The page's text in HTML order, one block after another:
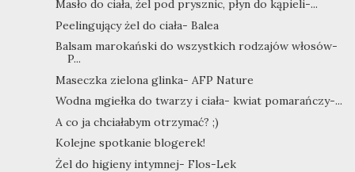
Masło do ciała, żel pod prysznic, płyn do kąpieli-...
Peelingujący żel do ciała- Balea
Balsam marokański do wszystkich rodzajów włosów-
P...
Maseczka zielona glinka- AFP Nature
Wodna mgiełka do twarzy i ciała- kwiat pomarańczy-...
A co ja chciałabym otrzymać? ;)
Kolejne spotkanie blogerek!
Żel do higieny intymnej- Flos-Lek